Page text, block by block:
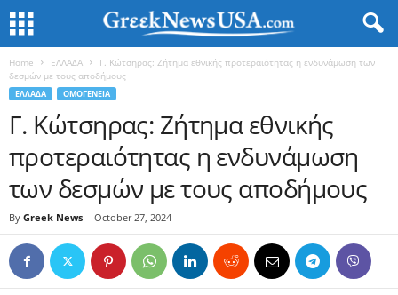
Home ΕΛΛΑΔΑ
Γ. Κώτσηρας: Ζήτημα εθνικής προτεραιότητας η ενδυνάμωση των
δεσμών με τους αποδήμους
ΕΛΛΑΔΑ ΟΜΟΓΕΝΕΙΑ
Γ. Κώτσηρας: Ζήτημα εθνικής
προτεραιότητας η ενδυνάμωση
των δεσμών με τους αποδήμους
By Greek News - October 27, 2024